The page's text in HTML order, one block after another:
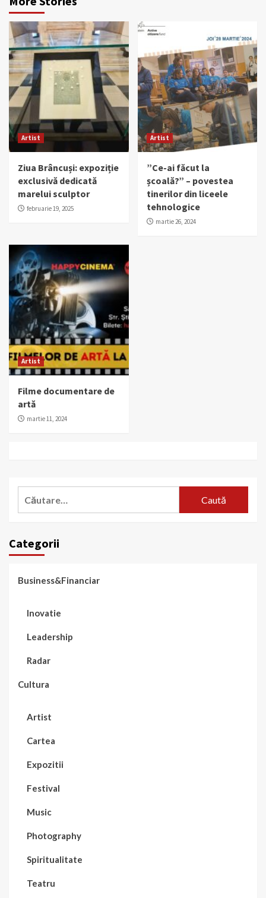
Artist
Ziua Brâncuși: expoziție
exclusivă dedicată
marelui sculptor
februarie 19, 2025
Artist
”Ce-ai făcut la
școală?” – povestea
tinerilor din liceele
tehnologice
martie 26, 2024
Artist
Filme documentare de
artă
martie 11, 2024
Categorii
Business&Financiar
Inovatie
Leadership
Radar
Cultura
Artist
Cartea
Expozitii
Festival
Music
Photography
Spiritualitate
Teatru